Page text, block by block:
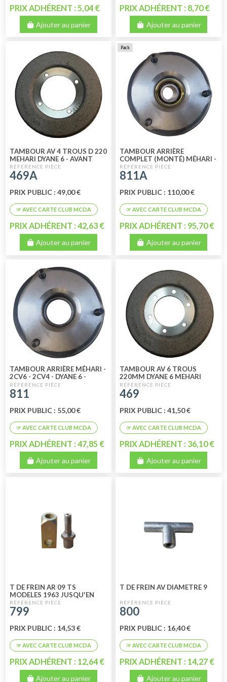
PRIX ADHÉRENT : 5,04 €
Ajouter au panier
PRIX ADHÉRENT : 8,70 €
Ajouter au panier
TAMBOUR AV 4 TROUS D 220
MEHARI DYANE 6 - AVANT
1975 AMI 6 TS MODELES
469A
PRIX PUBLIC : 49,00 €
PRIX ADHÉRENT : 42,63 €
Ajouter au panier
Pack
TAMBOUR ARRIÈRE
COMPLET (MONTÉ) MÉHARI -
2CV6 - 2CV4 - DYANE 6 -
DYANE 4 35
811A
PRIX PUBLIC : 110,00 €
PRIX ADHÉRENT : 95,70 €
Ajouter au panier
TAMBOUR ARRIÈRE MÉHARI -
2CV6 - 2CV4 - DYANE 6 -
DYANE 4 35
811
PRIX PUBLIC : 55,00 €
PRIX ADHÉRENT : 47,85 €
Ajouter au panier
TAMBOUR AV 6 TROUS
220MM DYANE 6 MEHARI
AK400 AMI6
469
PRIX PUBLIC : 41,50 €
PRIX ADHÉRENT : 36,10 €
Ajouter au panier
T DE FREIN AR 09 TS
MODELES 1963 JUSQU'EN
1971 2 PIECES
799
PRIX PUBLIC : 14,53 €
PRIX ADHÉRENT : 12,64 €
Ajouter au panier
T DE FREIN AV DIAMETRE 9
800
PRIX PUBLIC : 16,40 €
PRIX ADHÉRENT : 14,27 €
Ajouter au panier